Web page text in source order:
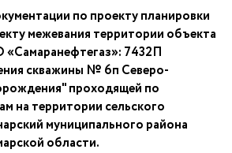
по проекту планировки
межевания территории объекта
«Самаранефтегаз»: 7432П
скважины № 6п Северо-
проходящей по
на территории сельского
муниципального района
области.